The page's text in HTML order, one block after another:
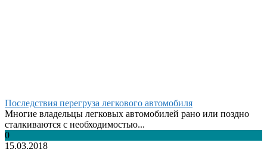
Последствия перегруза легкового автомобиля
Многие владельцы легковых автомобилей рано или поздно
сталкиваются с необходимостью...
0
15.03.2018